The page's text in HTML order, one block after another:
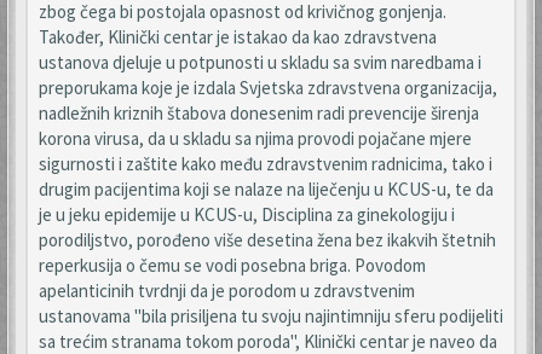
zbog čega bi postojala opasnost od krivičnog gonjenja.
Također, Klinički centar je istakao da kao zdravstvena
ustanova djeluje u potpunosti u skladu sa svim naredbama i
preporukama koje je izdala Svjetska zdravstvena organizacija,
nadležnih kriznih štabova donesenim radi prevencije širenja
korona virusa, da u skladu sa njima provodi pojačane mjere
sigurnosti i zaštite kako među zdravstvenim radnicima, tako i
drugim pacijentima koji se nalaze na liječenju u KCUS-u, te da
je u jeku epidemije u KCUS-u, Disciplina za ginekologiju i
porodiljstvo, porođeno više desetina žena bez ikakvih štetnih
reperkusija o čemu se vodi posebna briga. Povodom
apelanticinih tvrdnji da je porodom u zdravstvenim
ustanovama "bila prisiljena tu svoju najintimniju sferu podijeliti
sa trećim stranama tokom poroda", Klinički centar je naveo da